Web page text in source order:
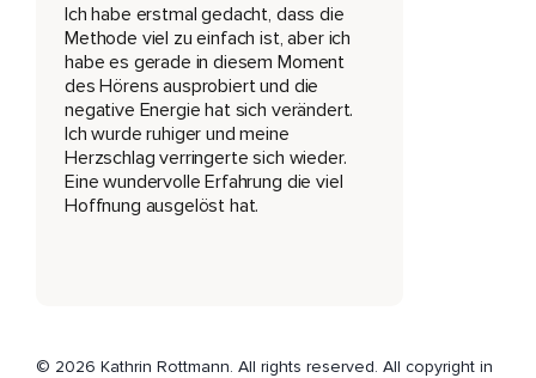
Sich vorzustellen,
Etwas Schönes zu denken,
Zu lächeln.
Es bedarf noch nicht mal ein inneres Lächeln.
Lediglich das Hochziehen der Mundwinkel bewirkt,
Dass wir in eine höhere Gehirnregion kommen,
schon erfahrener Meditierender,
Ich habe erstmal gedacht, dass die
Methode viel zu einfach ist, aber ich
habe es gerade in diesem Moment
des Hörens ausprobiert und die
negative Energie hat sich verändert.
Ich wurde ruhiger und meine
Herzschlag verringerte sich wieder.
Eine wundervolle Erfahrung die viel
Hoffnung ausgelöst hat.
© 2026 Kathrin Rottmann. All rights reserved. All copyright in